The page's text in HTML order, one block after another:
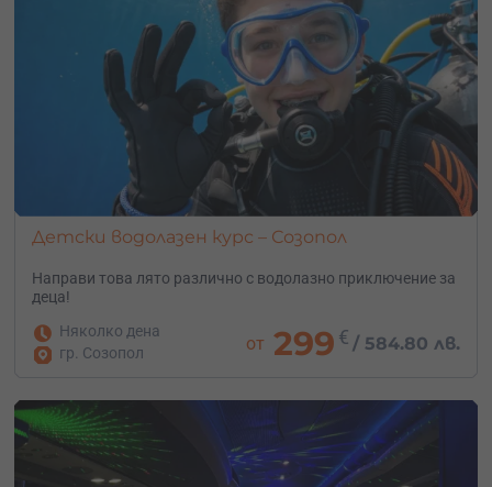
Детски водолазен курс – Созопол
Направи това лято различно с водолазно приключение за
деца!
Няколко дена
гр. Созопол
от 299 € /584.80 лв.